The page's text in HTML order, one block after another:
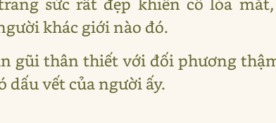
khác giới nào đó.
gũi thân thiết với đối phương
vết của người ấy.